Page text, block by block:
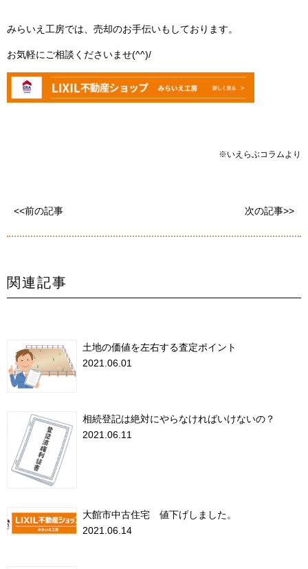
みらいえ工房では、売却のお手伝いもしております。
お気軽にご相談くださいませ(^^)/
※いえらぶコラムより
<<前の記事 次の記事>>
関連記事
土地の価値を左右する査定ポイント
2021.06.01
相続登記は絶対にやらなければいけないの？
2021.06.11
大館市中古住宅 値下げしました。
2021.06.14